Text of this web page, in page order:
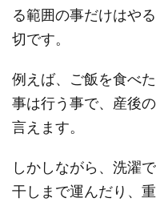
る範囲の事だけはや
切です。
例えば、ご飯を食べ
事は行う事で、産後
言えます。
しかしながら、洗濯
干しまで運んだり、